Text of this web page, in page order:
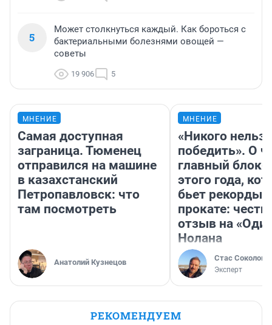
5
Может столкнуться каждый. Как бороться с
бактериальными болезнями овощей —
советы
19 906 5
МНЕНИЕ
Самая доступная
заграница. Тюменец
отправился на машине
в казахстанский
Петропавловск: что
там посмотреть
Анатолий Кузнецов
МНЕНИЕ
«Никого нельзя
победить». О
главный
этого года,
бьет рекорды в
прокате:
отзыв на
Нолана
Стас Соколов
Эксперт
РЕКОМЕНДУЕМ